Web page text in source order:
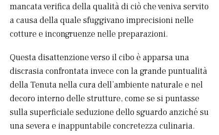
mancata verifica della qualità di ciò che veniva servito
a causa della quale sfuggivano imprecisioni nelle
cotture e incongruenze nelle preparazioni.
Questa disattenzione verso il cibo è apparsa una
discrasia confrontata invece con la grande puntualità
della Tenuta nella cura dell’ambiente naturale e nel
decoro interno delle strutture, come se si puntasse
sulla superficiale seduzione dello sguardo anziché su
una severa e inappuntabile concretezza culinaria.